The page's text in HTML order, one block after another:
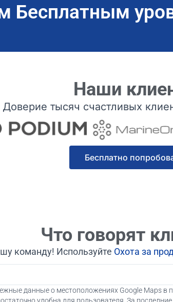
Бесплатным
Наши
Доверие тысяч счастливых
Бесплатно
Что говорят
команду! Используйте Охота за
данные о местоположениях Google Maps в